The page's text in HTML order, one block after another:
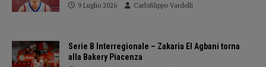
9 Luglio 2026 Carlofilippo Vardelli
Serie B Interregionale – Zakaria El Agbani torna
alla Bakery Piacenza